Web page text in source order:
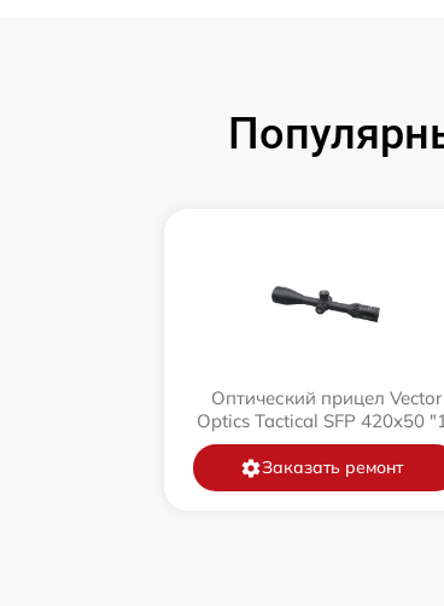
Оптический прицел Vector
Optics Tactical SFP 420x50
Заказать ремонт